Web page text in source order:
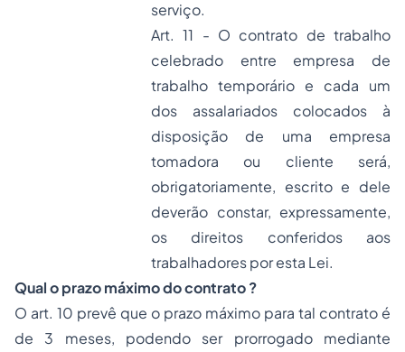
serviço.
Art. 11 - O contrato de trabalho
celebrado entre empresa de
trabalho temporário e cada um
dos assalariados colocados à
disposição de uma empresa
tomadora ou cliente será,
obrigatoriamente, escrito e dele
deverão constar, expressamente,
os direitos conferidos aos
trabalhadores por esta Lei.
Qual o prazo máximo do contrato ?
O art. 10 prevê que o prazo máximo para tal contrato é
de 3 meses, podendo ser prorrogado mediante